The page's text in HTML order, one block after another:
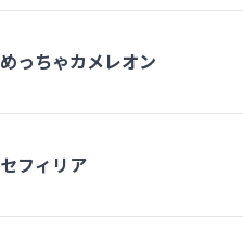
めっちゃカメレオン
セフィリア